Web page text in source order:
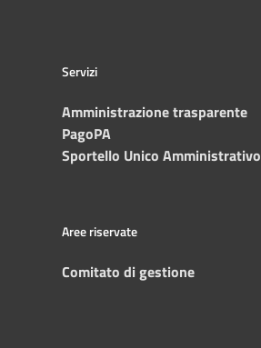
Servizi
Amministrazione trasparente
PagoPA
Sportello Unico Amministrativo
Aree riservate
Comitato di gestione